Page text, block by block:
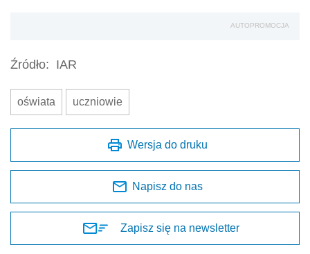
AUTOPROMOCJA
Źródło: IAR
oświata uczniowie
Wersja do druku
Napisz do nas
Zapisz się na newsletter